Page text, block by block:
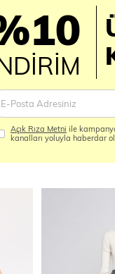
Açık Rıza Metni ile
kanalları yoluyla haberdar